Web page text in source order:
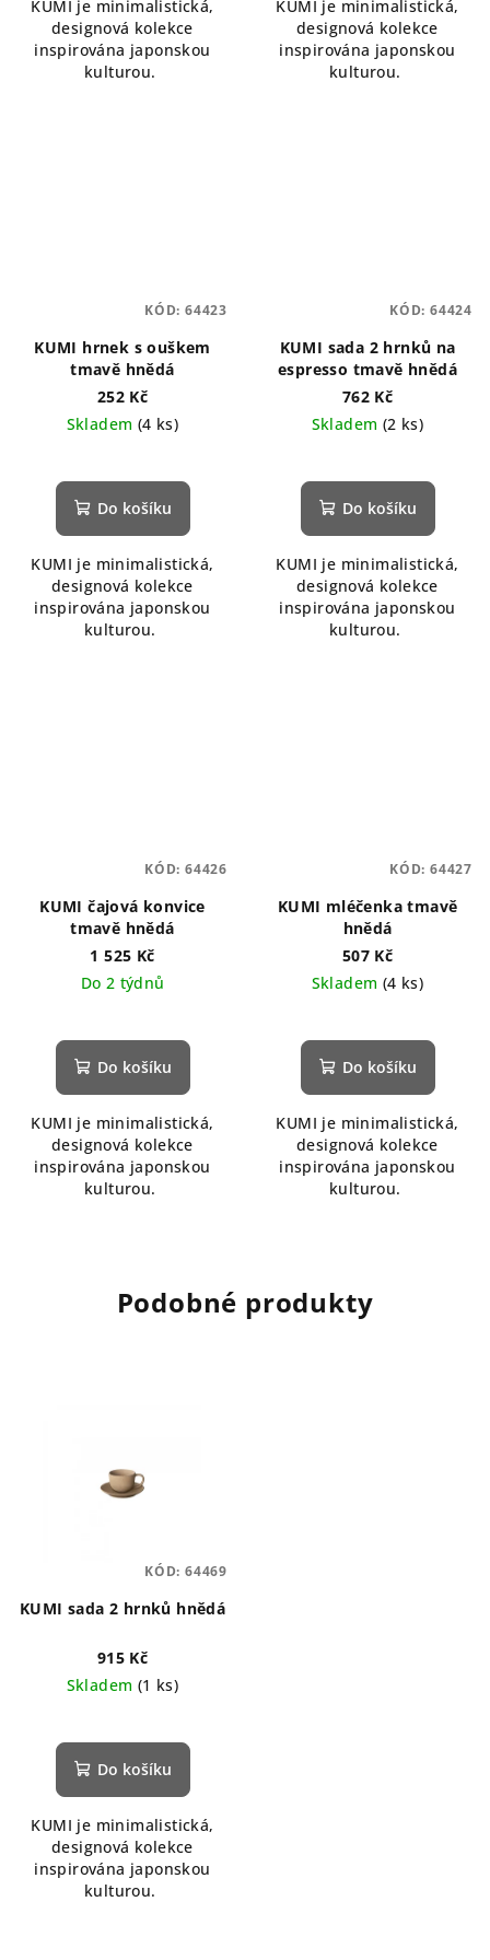
KUMI je minimalistická,
designová kolekce
inspirována japonskou
kulturou.
KUMI je minimalistická,
designová kolekce
inspirována japonskou
kulturou.
KUMI hrnek s ouškem
tmavě hnědá
252 Kč
Skladem (4 ks)
Do košíku
KUMI je minimalistická,
designová kolekce
inspirována japonskou
kulturou.
KÓD: 64423
KUMI sada 2 hrnků na
espresso tmavě hnědá
762 Kč
Skladem (2 ks)
Do košíku
KUMI je minimalistická,
designová kolekce
inspirována japonskou
kulturou.
KÓD: 64424
KUMI čajová konvice
tmavě hnědá
1 525 Kč
Do 2 týdnů
Do košíku
KUMI je minimalistická,
designová kolekce
inspirována japonskou
kulturou.
KÓD: 64426
KUMI mléčenka tmavě
hnědá
507 Kč
Skladem (4 ks)
Do košíku
KUMI je minimalistická,
designová kolekce
inspirována japonskou
kulturou.
KÓD: 64427
Podobné produkty
KUMI sada 2 hrnků hnědá
915 Kč
Skladem (1 ks)
Do košíku
KUMI je minimalistická,
designová kolekce
inspirována japonskou
kulturou.
KÓD: 64469